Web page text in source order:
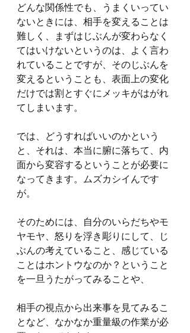
どんな関係性でも、うまくいってい
ないときには、相手を変えることは
難しく、まずはじぶんが変わらなく
てはいけないというのは、よく言わ
れていることですが、そのじぶんを
変えるということも、表面上の変化
だけでは割とすぐにメッキがはがれ
てしまいます。
では、どうすればいいのかという
と、それは、本当に腑に落ちて、内
面から変容するということが必要に
なってきます。ムズカシイんです
が。
そのためには、自分のいらだちやモ
ヤモヤ、怒りを浮き彫りにして、じ
ぶんの考えていること、感じている
ことはホントウなのか？ということ
を一旦うたがってみることや、
相手の視点から出来事を見てみるこ
となど、なかなか重量級の作業が必